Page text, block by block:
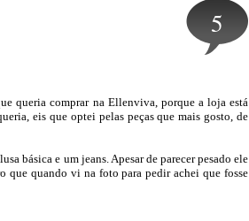
5
queria comprar na Ellenviva, porque a loja está
eis que optei pelas peças que mais gosto, de
básica e um jeans. Apesar de parecer pesado ele
que quando vi na foto para pedir achei que fosse